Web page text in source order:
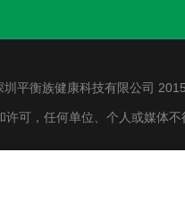
平衡族健康科技有限公司
许可，任何单位、个人或媒体